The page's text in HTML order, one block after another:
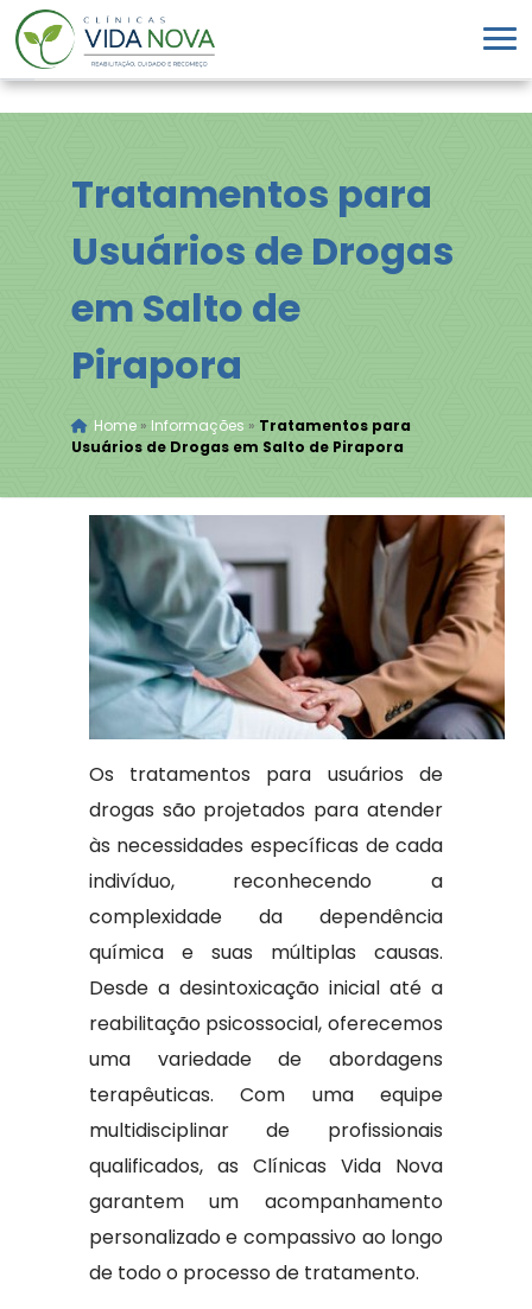
Tratamentos para
Usuários de Drogas
em Salto de
Pirapora
Home» Informações » Tratamentos para
Usuários de Drogas em Salto de Pirapora
Os tratamentos para usuários de
drogas são projetados para atender
às necessidades específicas de cada
indivíduo, reconhecendo a
complexidade da dependência
química e suas múltiplas causas.
Desde a desintoxicação inicial até a
reabilitação psicossocial, oferecemos
uma variedade de abordagens
terapêuticas. Com uma equipe
multidisciplinar de profissionais
qualificados, as Clínicas Vida Nova
garantem um acompanhamento
personalizado e compassivo ao longo
de todo o processo de tratamento.